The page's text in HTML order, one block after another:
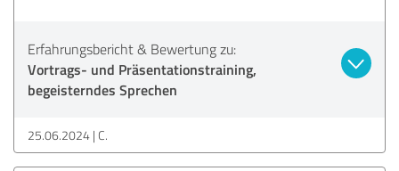
Erfahrungsbericht & Bewertung zu:
Vortrags- und Präsentationstraining,
begeisterndes Sprechen
25.06.2024 C.